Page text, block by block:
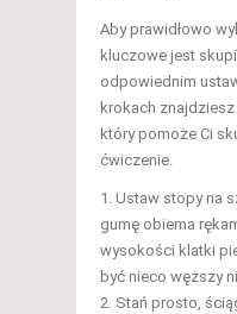
Aby prawidłowo
kluczowe jest
odpowiednim
krokach
który pomoże Ci
ćwiczenie.
Ustaw stopy na
gumę obiema
wysokości klatki
być nieco węższy
Stań prosto,